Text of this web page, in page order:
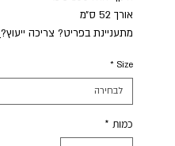
אורך 52 ס״מ
מתעניינת בפריט? צריכה ייעוץ?
Size
*
לבחירה
כמות *